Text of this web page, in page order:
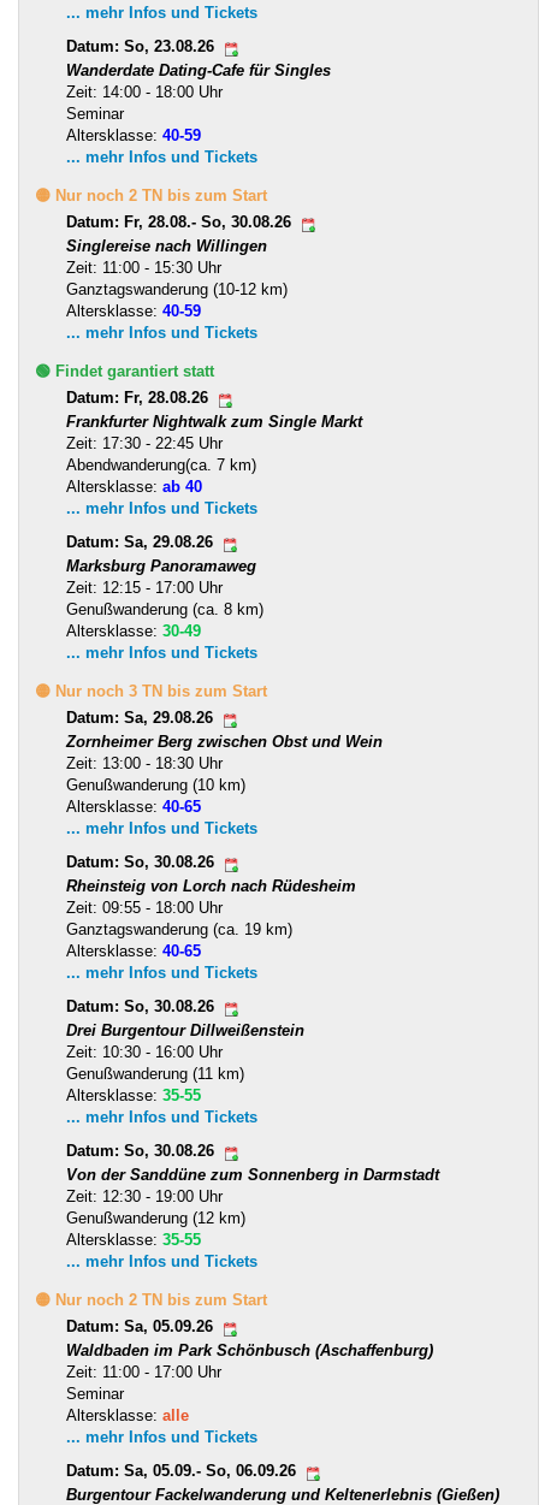
... mehr Infos und Tickets
Datum: So, 23.08.26
Wanderdate Dating-Cafe für Singles
Zeit: 14:00 - 18:00 Uhr
Seminar
Altersklasse: 40-59
... mehr Infos und Tickets
🟡 Nur noch 2 TN bis zum Start
Datum: Fr, 28.08.- So, 30.08.26
Singlereise nach Willingen
Zeit: 11:00 - 15:30 Uhr
Ganztagswanderung (10-12 km)
Altersklasse: 40-59
... mehr Infos und Tickets
🟢 Findet garantiert statt
Datum: Fr, 28.08.26
Frankfurter Nightwalk zum Single Markt
Zeit: 17:30 - 22:45 Uhr
Abendwanderung(ca. 7 km)
Altersklasse: ab 40
... mehr Infos und Tickets
Datum: Sa, 29.08.26
Marksburg Panoramaweg
Zeit: 12:15 - 17:00 Uhr
Genußwanderung (ca. 8 km)
Altersklasse: 30-49
... mehr Infos und Tickets
🟡 Nur noch 3 TN bis zum Start
Datum: Sa, 29.08.26
Zornheimer Berg zwischen Obst und Wein
Zeit: 13:00 - 18:30 Uhr
Genußwanderung (10 km)
Altersklasse: 40-65
... mehr Infos und Tickets
Datum: So, 30.08.26
Rheinsteig von Lorch nach Rüdesheim
Zeit: 09:55 - 18:00 Uhr
Ganztagswanderung (ca. 19 km)
Altersklasse: 40-65
... mehr Infos und Tickets
Datum: So, 30.08.26
Drei Burgentour Dillweißenstein
Zeit: 10:30 - 16:00 Uhr
Genußwanderung (11 km)
Altersklasse: 35-55
... mehr Infos und Tickets
Datum: So, 30.08.26
Von der Sanddüne zum Sonnenberg in Darmstadt
Zeit: 12:30 - 19:00 Uhr
Genußwanderung (12 km)
Altersklasse: 35-55
... mehr Infos und Tickets
🟡 Nur noch 2 TN bis zum Start
Datum: Sa, 05.09.26
Waldbaden im Park Schönbusch (Aschaffenburg)
Zeit: 11:00 - 17:00 Uhr
Seminar
Altersklasse: alle
... mehr Infos und Tickets
Datum: Sa, 05.09.- So, 06.09.26
Burgentour Fackelwanderung und Keltenerlebnis (Gießen)